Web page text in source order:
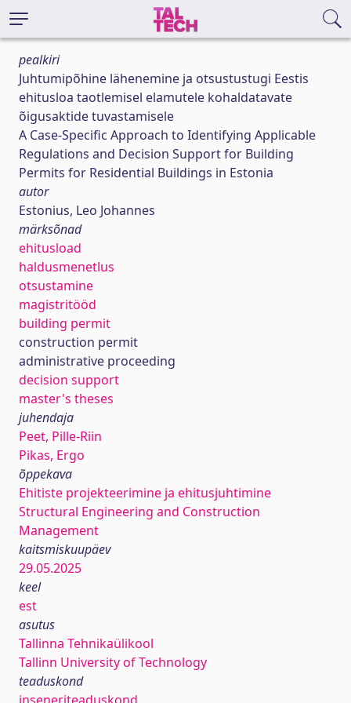
pealkiri
Juhtumipõhine lähenemine ja otsustustugi Eestis
ehitusloa taotlemisel elamutele kohaldatavate
õigusaktide tuvastamisele
A Case-Specific Approach to Identifying Applicable
Regulations and Decision Support for Building
Permits for Residential Buildings in Estonia
autor
Estonius, Leo Johannes
märksõnad
ehitusload
haldusmenetlus
otsustamine
magistritööd
building permit
construction permit
administrative proceeding
decision support
master's theses
juhendaja
Peet, Pille-Riin
Pikas, Ergo
õppekava
Ehitiste projekteerimine ja ehitusjuhtimine
Structural Engineering and Construction
Management
kaitsmiskuupäev
29.05.2025
keel
est
asutus
Tallinna Tehnikaülikool
Tallinn University of Technology
teaduskond